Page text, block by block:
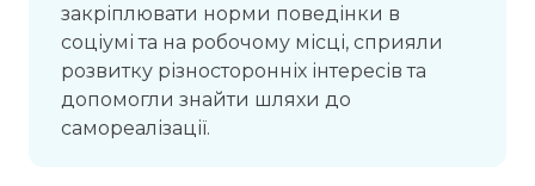
закріплювати норми поведінки в
соціумі та на робочому місці, сприяли
розвитку різносторонніх інтересів та
допомогли знайти шляхи до
самореалізації.